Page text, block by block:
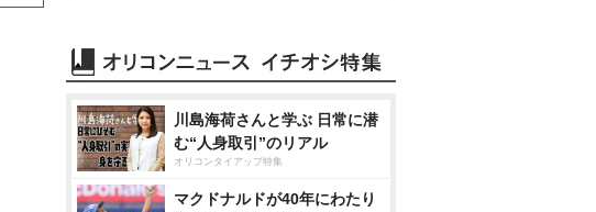
川島海荷さんと学ぶ 日常に潜
む“人身取引”のリアル
オリコンタイアップ特集
マクドナルドが40年にわたり